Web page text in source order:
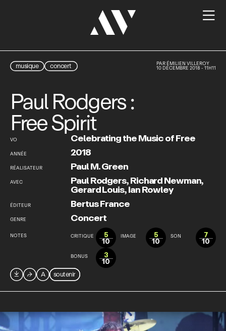

musique concert PAR ÉMILIEN VILLEROY
10 DÉCEMBRE 2018 - 11H11
Paul Rodgers :
Free Spirit
VO Celebrating the Music of Free
ANNÉE 2018
RÉALISATEUR Paul M. Green
AVEC Paul Rodgers,Richard Newman,
Gerard Louis,Ian Rowley
ÉDITEUR Bertus France
GENRE Concert
NOTES CRITIQUE 5
10
IMAGE 5
10
SON 7
10
BONUS 3
10

⮫ A soutenir